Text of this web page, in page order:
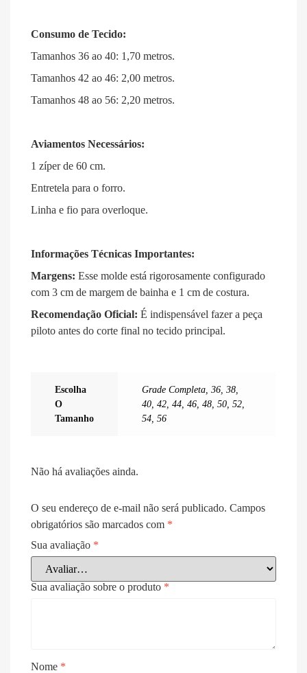
Consumo de Tecido:
Tamanhos 36 ao 40: 1,70 metros.
Tamanhos 42 ao 46: 2,00 metros.
Tamanhos 48 ao 56: 2,20 metros.
Aviamentos Necessários:
1 zíper de 60 cm.
Entretela para o forro.
Linha e fio para overloque.
Informações Técnicas Importantes:
Margens: Esse molde está rigorosamente configurado
com 3 cm de margem de bainha e 1 cm de costura.
Recomendação Oficial: É indispensável fazer a peça
piloto antes do corte final no tecido principal.
Escolha
O
Tamanho
Grade Completa 36 38
40 42 44 46 48 50 52
54 56
Não há avaliações ainda.
O seu endereço de e-mail não será publicado. Campos
obrigatórios são marcados com *
Sua avaliação *
Sua avaliação sobre o produto *
Nome *